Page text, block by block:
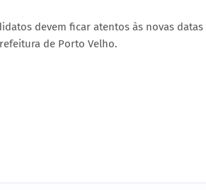
devem ficar atentos às novas datas
de Porto Velho.